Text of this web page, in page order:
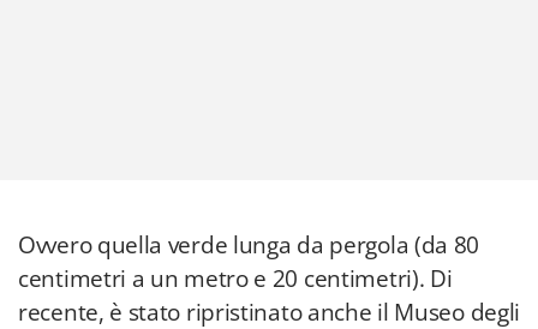
Ovvero quella verde lunga da pergola (da 80
centimetri a un metro e 20 centimetri). Di
recente, è stato ripristinato anche il Museo degli